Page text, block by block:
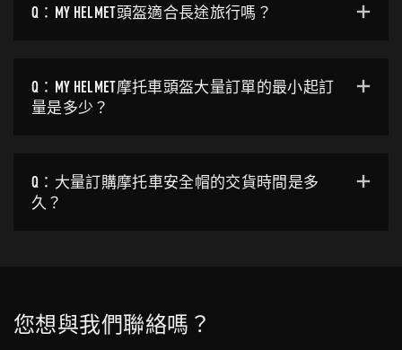
Q：MY HELMET頭盔適合長途旅行嗎？
Q：MY HELMET摩托車頭盔大量訂單的最小起訂
量是多少？
Q：大量訂購摩托車安全帽的交貨時間是多
久？
您想與我們聯絡嗎？